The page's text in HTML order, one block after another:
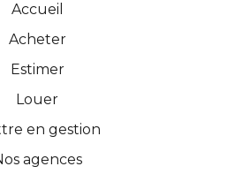
Accueil
Acheter
Estimer
Louer
en gestion
agences